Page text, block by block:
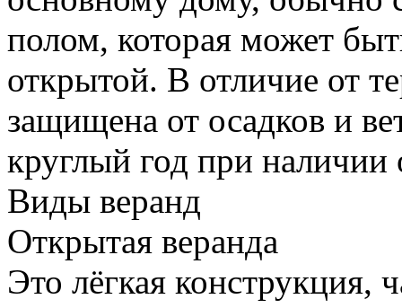
полом, которая может
открытой. В отличие от
защищена от осадков и
круглый год при наличии
Виды веранд
Открытая веранда
Это лёгкая конструкция,